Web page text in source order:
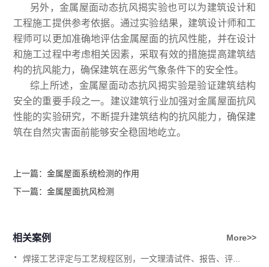
另外，金属屋面动态抗风揭实验也可以为建筑设计和
工程施工提供参考依据。通过实验结果，建筑设计师和工
程师可以更加准确地评估金属屋面的抗风性能，并在设计
和施工过程中考虑相关因素，采取有效的措施提高建筑结
构的抗风能力，确保建筑在恶劣气象条件下的安全性。
综上所述，金属屋面动态抗风揭实验是验证建筑结构
安全的重要手段之一。建议建筑行业加强对金属屋面抗风
性能的实验研究，不断提升建筑结构的抗风能力，确保建
筑在自然灾害面前能够安全稳固地屹立。
上一篇： 金属屋面系统检测的作用
下一篇： 金属屋面抗风检测
相关案例 More>>
焊接工艺评定与工艺规程区别，一文理清试件、报告、评...
.